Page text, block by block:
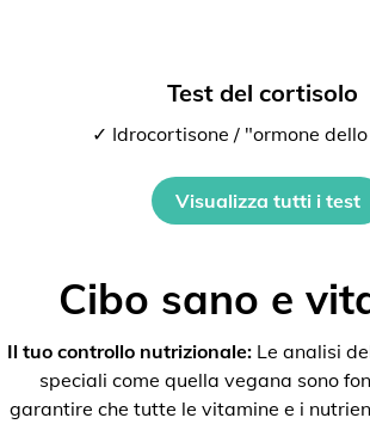
Test del cortisolo
✓ Idrocortisone / "ormone
Visualizza tutti i test
Cibo sano e
Il tuo controllo nutrizionale:Le analisi
speciali come quella vegana sono
garantire che tutte le vitamine e i